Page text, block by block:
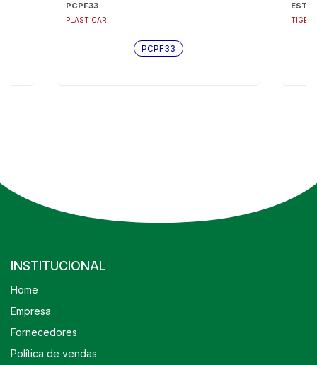
PCPF33
PLAST CAR
PCPF33
TIGER
INSTITUCIONAL
Home
Empresa
Fornecedores
Política de vendas